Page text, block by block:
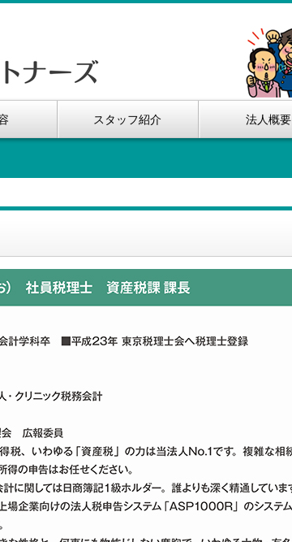
スタッフ紹介 法人概要